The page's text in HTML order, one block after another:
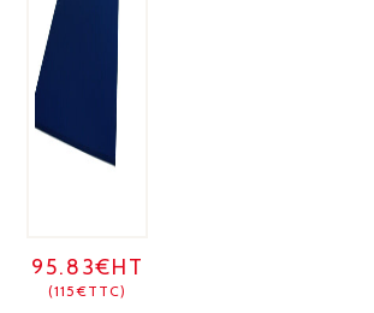
95.83€HT
(115€TTC)